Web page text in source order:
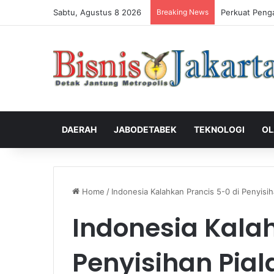
Sabtu, Agustus 8 2026 Breaking News Perkuat
DAERAH JABODETABEK TEKNOLOGI
Home / Indonesia Kalahkan Prancis 5-0 di
Indonesia
Penyisihan